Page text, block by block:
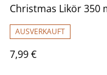
Christmas Likör 350
AUSVERKAUFT
7,99 €